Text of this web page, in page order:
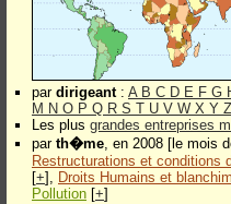
par dirigeant: A B C D E F G
M N O P Q R S T U V W X Y Z
Les plus grandes entreprises
par th�me, en 2008 [le mois
Restructurations et conditions
[+], Droits Humains et
Pollution [+]